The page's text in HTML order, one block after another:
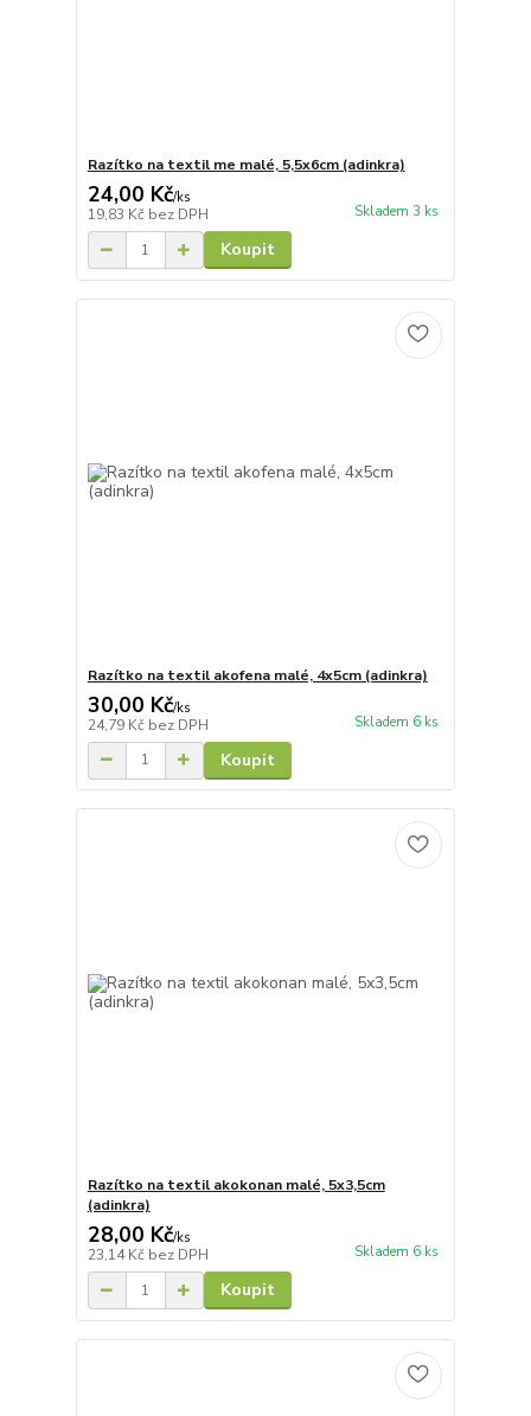
Razítko na textil me malé, 5,5x6cm (adinkra)
24,00 Kč/ks
19,83 Kč bez DPH Skladem 3 ks
Koupit
Razítko na textil akofena malé, 4x5cm (adinkra)
30,00 Kč/ks
24,79 Kč bez DPH Skladem 6 ks
Koupit
Razítko na textil akokonan malé, 5x3,5cm
(adinkra)
28,00 Kč/ks
23,14 Kč bez DPH Skladem 6 ks
Koupit